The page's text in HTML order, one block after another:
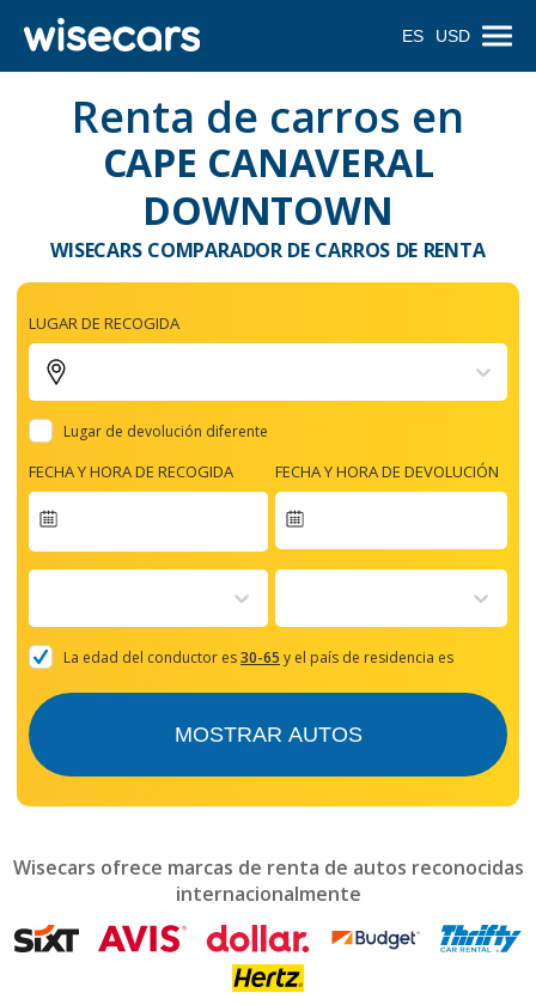
ES USD
Renta de carros en
CAPE CANAVERAL
DOWNTOWN
WISECARS COMPARADOR DE CARROS DE RENTA
LUGAR DE RECOGIDA
Lugar de devolución diferente
FECHA Y HORA DE RECOGIDA
forward
with
the
and
mark
get
the
FECHA Y HORA DE DEVOLUCIÓN
La edad del conductor es30-65 y el país de residencia es
MOSTRAR AUTOS
Wisecars ofrece marcas de renta de autos reconocidas
internacionalmente